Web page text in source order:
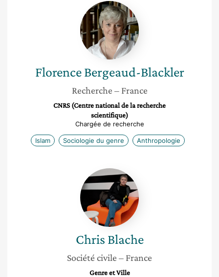
Florence
Bergeaud-
Blackler
Florence Bergeaud-Blackler
Recherche – France
CNRS (Centre national de la recherche
scientifique)
Chargée de recherche
Islam Sociologie du genre Anthropologie
Chris
Blache
Chris Blache
Société civile – France
Genre et Ville